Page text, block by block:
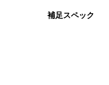
補足スペック